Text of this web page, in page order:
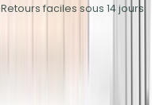
Retours faciles sous 14 jours